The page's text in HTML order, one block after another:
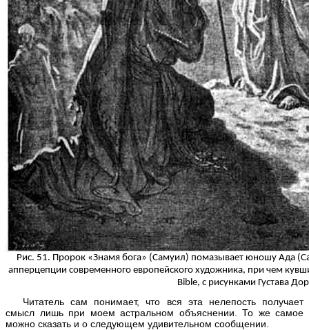
Рис. 51. Пророк «Знамя бога» (Самуил) помазывает юношу Ада
апперцепции современного европейского художника, при чем
Bible, с рисунками Густава
Читатель сам понимает, что вся эта нелепость получает
смысл лишь при моем астральном объяснении. То же самое
можно сказать и о следующем удивительном сообщении.